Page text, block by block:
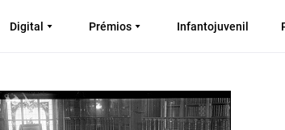
Digital Prémios Infantojuvenil